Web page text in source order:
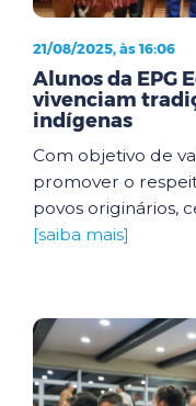
21/08/2025, às 16:06
Alunos da EPG
vivenciam
indígenas
Com objetivo de
promover o
povos originários,
[saiba mais]